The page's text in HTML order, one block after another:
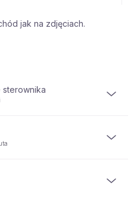
jak na zdjęciach.
sterownika
dokument
osobisty). Niektóre
posiadał prawo
Pełna płatność
aby zabezpieczyć